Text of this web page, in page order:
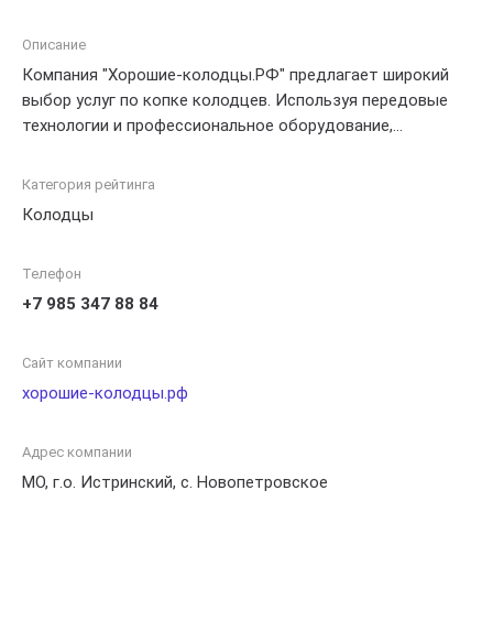
Описание
Компания "Хорошие-колодцы.РФ" предлагает широкий
выбор услуг по копке колодцев. Используя передовые
технологии и профессиональное оборудование,
бурение скважин различной глубины и диаметра. Они
ремонту колодцев, а также монтажу различных систем
гарантирует высокое качество выполненных работ,
надежность и долговечность предоставляемых услуг,
ожидания своих клиентов.
Категория рейтинга
Колодцы
Телефон
+7 985 347 88 84
Сайт компании
хорошие-колодцы.рф
Адрес компании
МО, г.о. Истринский, с. Новопетровское